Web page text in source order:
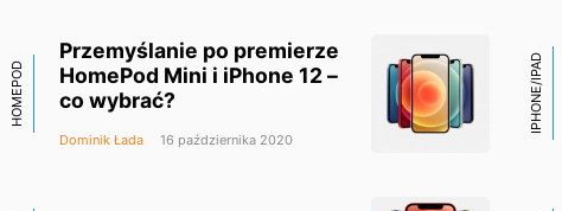
HOMEPOD
Przemyślanie po premierze
HomePod Mini i iPhone 12 –
co wybrać?
Dominik Łada 16 października 2020
IPHONE/IPAD